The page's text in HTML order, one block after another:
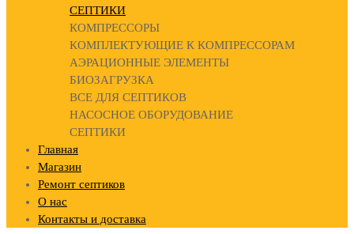
СЕПТИКИ
КОМПРЕССОРЫ
КОМПЛЕКТУЮЩИЕ К КОМПРЕССОРАМ
АЭРАЦИОННЫЕ ЭЛЕМЕНТЫ
БИОЗАГРУЗКА
ВСЕ ДЛЯ СЕПТИКОВ
НАСОСНОЕ ОБОРУДОВАНИЕ
СЕПТИКИ
Главная
Магазин
Ремонт септиков
О нас
Контакты и доставка